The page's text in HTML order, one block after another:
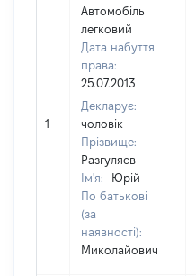
1
Автомобіль
легковий
Дата набуття
права:
25.07.2013
Декларує:
чоловік
Прізвище:
Разгуляєв
Ім'я:
Юрій
По батькові
(за
наявності):
Миколайович